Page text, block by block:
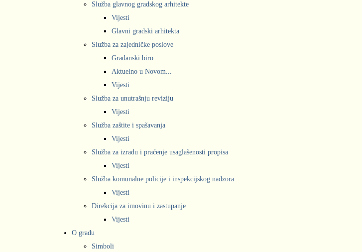
Služba glavnog gradskog arhitekte
Vijesti
Glavni gradski arhitekta
Služba za zajedničke poslove
Građanski biro
Aktuelno u Novom...
Vijesti
Služba za unutrašnju reviziju
Vijesti
Služba zaštite i spašavanja
Vijesti
Služba za izradu i praćenje usaglašenosti propisa
Vijesti
Služba komunalne policije i inspekcijskog nadzora
Vijesti
Direkcija za imovinu i zastupanje
Vijesti
O gradu
Simboli